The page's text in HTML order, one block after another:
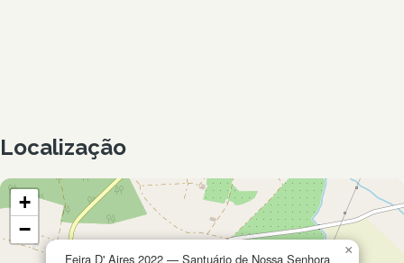
Localização
Feira D' Aires 2022 — Santuário de Nossa Senhora
×
+
−